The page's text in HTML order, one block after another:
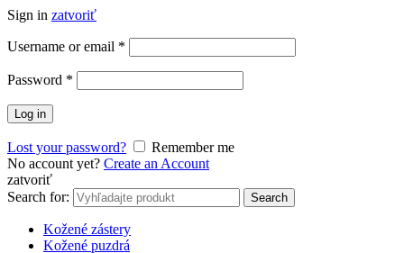
Sign in zatvoriť
Username or email *
Password *
Log in
Lost your password?
Remember me
No account yet? Create an Account
zatvoriť
Search for:
Search
Kožené zástery
Kožené puzdrá